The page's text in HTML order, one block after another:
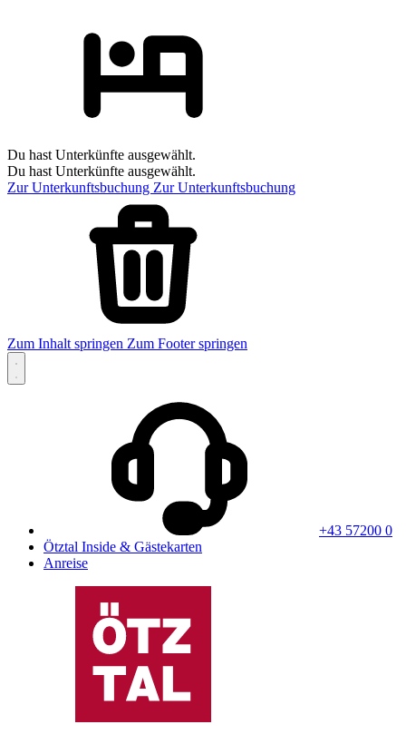
Du hast Unterkünfte ausgewählt.
Du hast Unterkünfte ausgewählt.
Zur Unterkunftsbuchung Zur Unterkunftsbuchung
Zum Inhalt springen Zum Footer springen
+43 57200 0
Ötztal Inside & Gästekarten
Anreise